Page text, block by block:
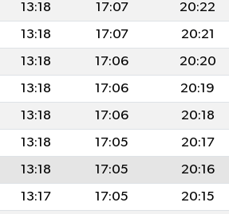
13:18 17:07 20:22
13:18 17:07 20:21
13:18 17:06 20:20
13:18 17:06 20:19
13:18 17:06 20:18
13:18 17:05 20:17
13:18 17:05 20:16
13:17 17:05 20:15